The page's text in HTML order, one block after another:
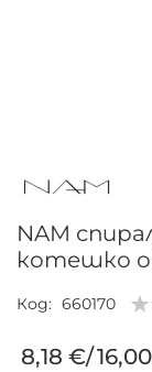
началото
галерия
със
снимки
NAM
котешко
Код 660170
8,18 €/